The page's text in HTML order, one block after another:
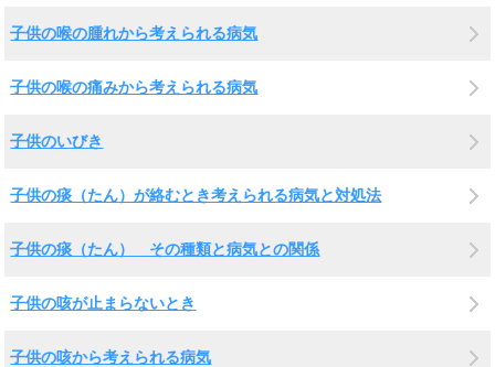
子供の喉の腫れから考えられる病気
子供の喉の痛みから考えられる病気
子供のいびき
子供の痰（たん）が絡むとき考えられる病気と対処法
子供の痰（たん） その種類と病気との関係
子供の咳が止まらないとき
子供の咳から考えられる病気